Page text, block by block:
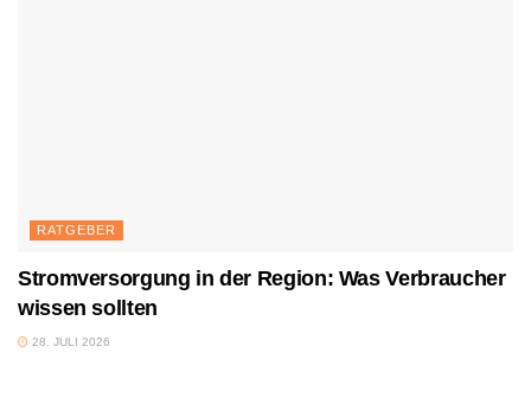
RATGEBER
Stromversorgung in der Region: Was Verbraucher
wissen sollten
28. JULI 2026